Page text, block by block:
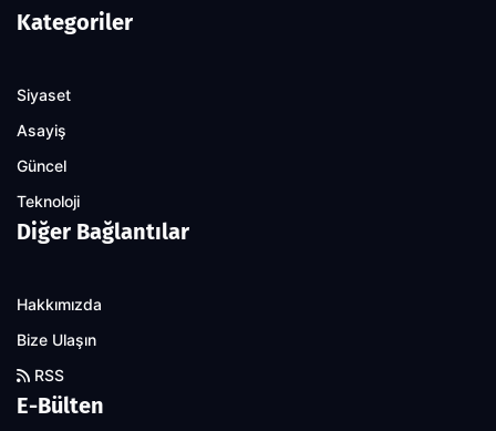
Kategoriler
Siyaset
Asayiş
Güncel
Teknoloji
Diğer Bağlantılar
Hakkımızda
Bize Ulaşın
RSS
E-Bülten